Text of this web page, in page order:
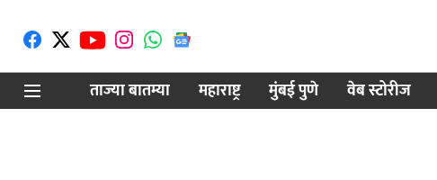
ताज्या बातम्या
महाराष्ट्र मुंबई पुणे वेब स्टोरीज